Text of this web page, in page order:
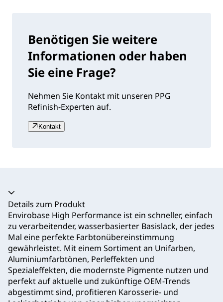
Benötigen Sie weitere
Informationen oder haben
Sie eine Frage?
Nehmen Sie Kontakt mit unseren PPG
Refinish-Experten auf.
Kontakt
Akkordeon zusammengeklappt
Details zum Produkt
Envirobase High Performance ist ein schneller, einfach
zu verarbeitender, wasserbasierter Basislack, der jedes
Mal eine perfekte Farbtonübereinstimmung
gewährleistet. Mit einem Sortiment an Unifarben,
Aluminiumfarbtönen, Perleffekten und
Spezialeffekten, die modernste Pigmente nutzen und
perfekt auf aktuelle und zukünftige OEM-Trends
abgestimmt sind, profitieren Karosserie- und